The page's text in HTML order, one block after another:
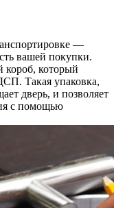
—
вашей покупки.
который
Такая упаковка,
дверь, и позволяет
с помощью